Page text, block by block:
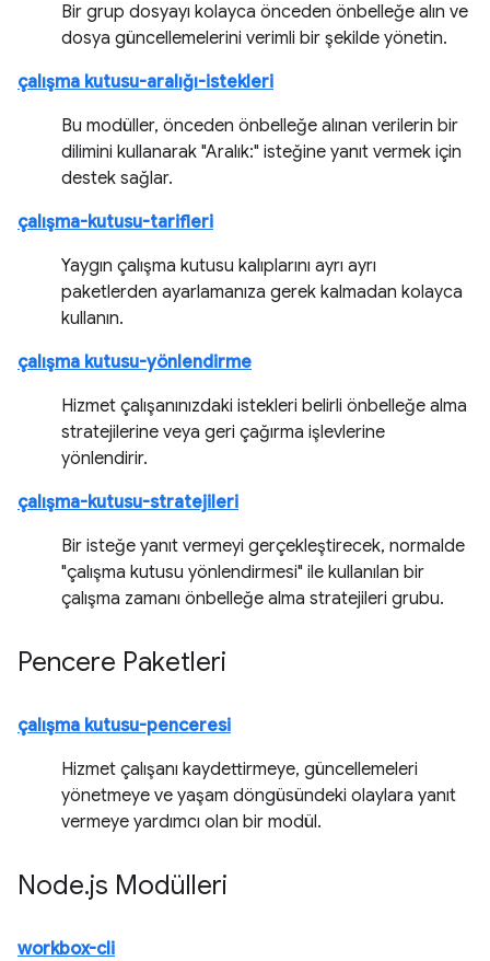
Bir grup dosyayı kolayca önceden önbelleğe alın ve
dosya güncellemelerini verimli bir şekilde yönetin.
çalışma kutusu-aralığı-istekleri
Bu modüller, önceden önbelleğe alınan verilerin bir
dilimini kullanarak "Aralık:" isteğine yanıt vermek için
destek sağlar.
çalışma-kutusu-tarifleri
Yaygın çalışma kutusu kalıplarını ayrı ayrı
paketlerden ayarlamanıza gerek kalmadan kolayca
kullanın.
çalışma kutusu-yönlendirme
Hizmet çalışanınızdaki istekleri belirli önbelleğe alma
stratejilerine veya geri çağırma işlevlerine
yönlendirir.
çalışma-kutusu-stratejileri
Bir isteğe yanıt vermeyi gerçekleştirecek, normalde
"çalışma kutusu yönlendirmesi" ile kullanılan bir
çalışma zamanı önbelleğe alma stratejileri grubu.
Pencere Paketleri
çalışma kutusu-penceresi
Hizmet çalışanı kaydettirmeye, güncellemeleri
yönetmeye ve yaşam döngüsündeki olaylara yanıt
vermeye yardımcı olan bir modül.
Node.js Modülleri
workbox-cli